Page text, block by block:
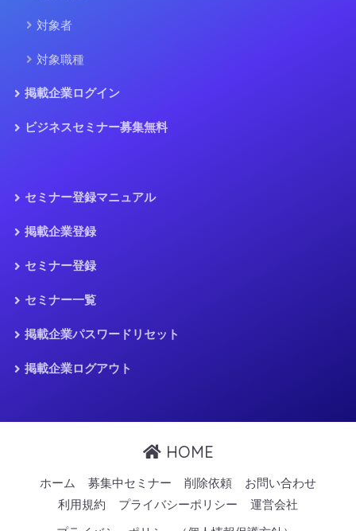
対象者
対象職種
掲載企業ログイン
ビジネスセミナー募集無料
セミナー登録マニュアル
掲載企業登録
セミナー登録
セミナー一覧
掲載企業パスワードリセット
掲載企業ログアウト
HOME
ホーム 募集中セミナー 削除依頼
お問い合わせ
利用規約
プライバシーポリシー
運営会社